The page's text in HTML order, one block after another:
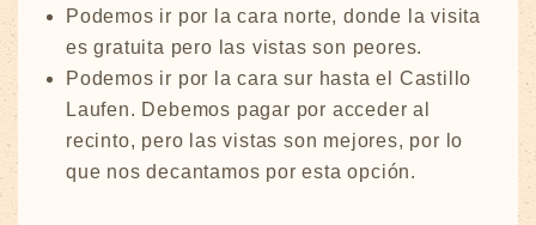
Podemos ir por la cara norte, donde la visita
es gratuita pero las vistas son peores.
Podemos ir por la cara sur hasta el Castillo
Laufen. Debemos pagar por acceder al
recinto, pero las vistas son mejores, por lo
que nos decantamos por esta opción.